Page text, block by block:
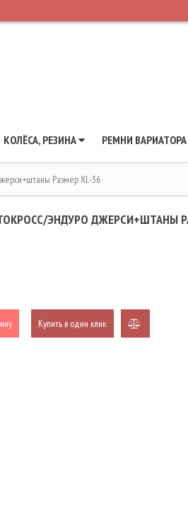
КОЛЁСА, РЕЗИНА РЕМНИ ВАРИАТОРА
Размер XL-36
ЭНДУРО ДЖЕРСИ+ШТАНЫ
Купить в один клик